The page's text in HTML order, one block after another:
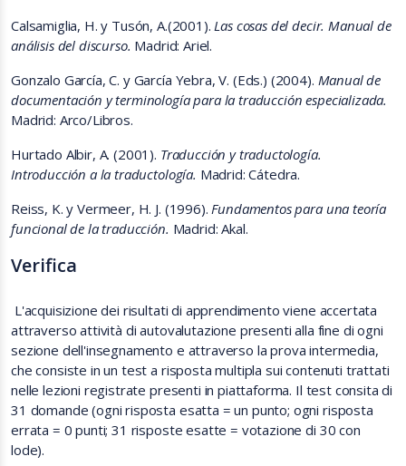
Calsamiglia, H. y Tusón, A.(2001).Las cosas del decir. Manual de
análisis del discurso. Madrid: Ariel.
Gonzalo García, C. y García Yebra, V. (Eds.) (2004). Manual de
documentación y terminología para la traducción especializada.
Madrid: Arco/Libros.
Hurtado Albir, A. (2001). Traducción y traductología.
Introducción a la traductología. Madrid: Cátedra.
Reiss, K. y Vermeer, H. J. (1996).Fundamentos para una teoría
funcional de la traducción. Madrid: Akal.
Verifica
L'acquisizione dei risultati di apprendimento viene accertata
attraverso attività di autovalutazione presenti alla fine di ogni
sezione dell'insegnamento e attraverso la prova intermedia,
che consiste in un test a risposta multipla sui contenuti trattati
nelle lezioni registrate presenti in piattaforma. Il test consita di
31 domande (ogni risposta esatta = un punto; ogni risposta
errata = 0 punti; 31 risposte esatte = votazione di 30 con
lode).